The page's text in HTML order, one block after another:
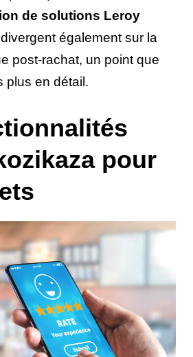
de solutions Leroy
également sur la
post-rachat, un point que
plus en détail.
pour